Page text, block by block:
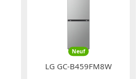
Neuf
LG GC-B459FM8W